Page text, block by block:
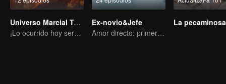
Universo Marcial Temporada 5
¡Lo ocurrido hoy será devuelto cien veces más!
Ex-novio&Jefe
Amor directo: primer amor, no huyas